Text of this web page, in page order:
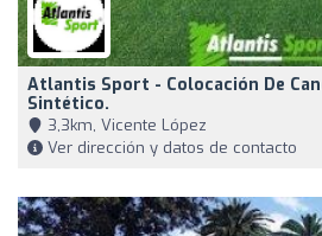
Atlantis Sport - Colocación De
Sintético.
3,3km, Vicente López
Ver dirección y datos de contacto